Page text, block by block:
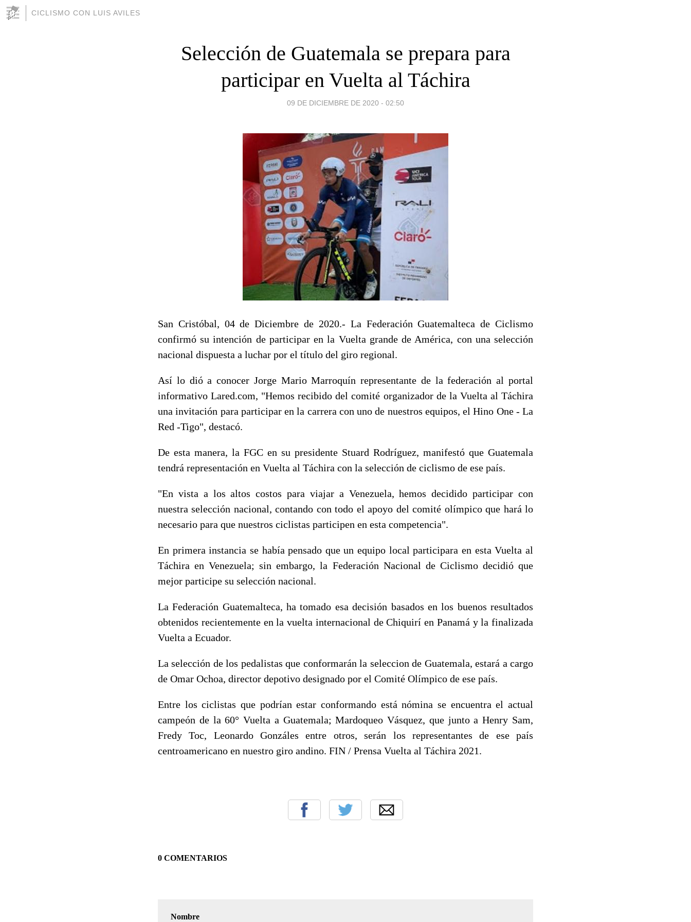
CICLISMO CON LUIS AVILES
Selección de Guatemala se prepara para
participar en Vuelta al Táchira
09 DE DICIEMBRE DE 2020 - 02:50
San Cristóbal, 04 de Diciembre de 2020.- La Federación Guatemalteca de Ciclismo
confirmó su intención de participar en la Vuelta grande de América, con una selección
nacional dispuesta a luchar por el título del giro regional.
Así lo dió a conocer Jorge Mario Marroquín representante de la federación al portal
informativo Lared.com, "Hemos recibido del comité organizador de la Vuelta al Táchira
una invitación para participar en la carrera con uno de nuestros equipos, el Hino One - La
Red -Tigo", destacó.
De esta manera, la FGC en su presidente Stuard Rodríguez, manifestó que Guatemala
tendrá representación en Vuelta al Táchira con la selección de ciclismo de ese país.
"En vista a los altos costos para viajar a Venezuela, hemos decidido participar con
nuestra selección nacional, contando con todo el apoyo del comité olímpico que hará lo
necesario para que nuestros ciclistas participen en esta competencia".
En primera instancia se había pensado que un equipo local participara en esta Vuelta al
Táchira en Venezuela; sin embargo, la Federación Nacional de Ciclismo decidió que
mejor participe su selección nacional.
La Federación Guatemalteca, ha tomado esa decisión basados en los buenos resultados
obtenidos recientemente en la vuelta internacional de Chiquirí en Panamá y la finalizada
Vuelta a Ecuador.
La selección de los pedalistas que conformarán la seleccion de Guatemala, estará a cargo
de Omar Ochoa, director depotivo designado por el Comité Olímpico de ese país.
Entre los ciclistas que podrían estar conformando está nómina se encuentra el actual
campeón de la 60° Vuelta a Guatemala; Mardoqueo Vásquez, que junto a Henry Sam,
Fredy Toc, Leonardo Gonzáles entre otros, serán los representantes de ese país
centroamericano en nuestro giro andino. FIN / Prensa Vuelta al Táchira 2021.
0 COMENTARIOS
Nombre